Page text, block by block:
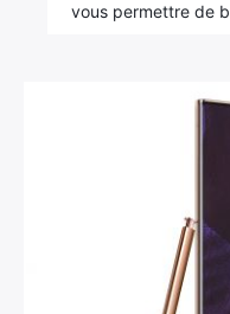
vous permettre de